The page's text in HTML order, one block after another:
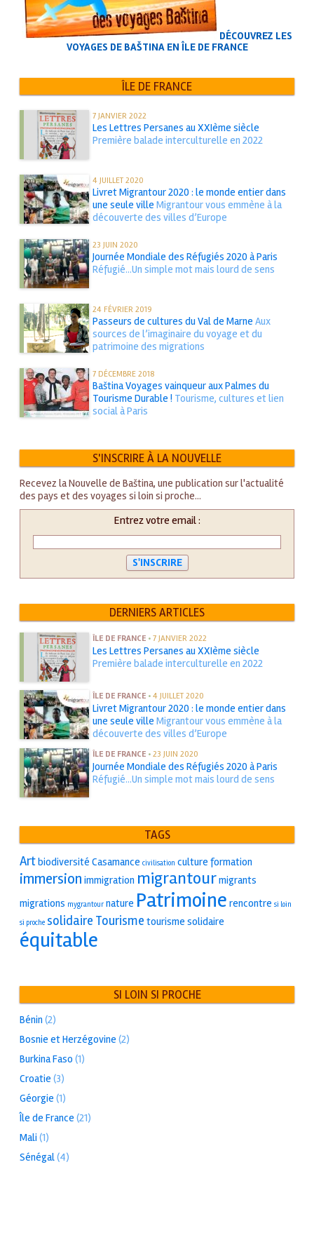
DÉCOUVREZ LES
VOYAGES DE BAŠTINA EN ÎLE DE FRANCE
ÎLE DE FRANCE
7 JANVIER 2022
Les Lettres Persanes au XXIème siècle
Première balade interculturelle en 2022
4 JUILLET 2020
Livret Migrantour 2020 : le monde entier dans
une seule ville Migrantour vous emmène à la
découverte des villes d’Europe
23 JUIN 2020
Journée Mondiale des Réfugiés 2020 à Paris
Réfugié...Un simple mot mais lourd de sens
24 FÉVRIER 2019
Passeurs de cultures du Val de Marne Aux
sources de l’imaginaire du voyage et du
patrimoine des migrations
7 DÉCEMBRE 2018
Baština Voyages vainqueur aux Palmes du
Tourisme Durable !Tourisme, cultures et lien
social à Paris
S'INSCRIRE À LA NOUVELLE
Recevez la Nouvelle de Baština, une publication sur l'actualité
des pays et des voyages si loin si proche...
Entrez votre email :
DERNIERS ARTICLES
ÎLE DE FRANCE • 7 JANVIER 2022
Les Lettres Persanes au XXIème siècle
Première balade interculturelle en 2022
ÎLE DE FRANCE • 4 JUILLET 2020
Livret Migrantour 2020 : le monde entier dans
une seule ville Migrantour vous emmène à la
découverte des villes d’Europe
ÎLE DE FRANCE • 23 JUIN 2020
Journée Mondiale des Réfugiés 2020 à Paris
Réfugié...Un simple mot mais lourd de sens
TAGS
Artbiodiversité Casamance civilisation culture formation
immersion immigration migrantourmigrants
migrations mygrantour nature Patrimoine rencontre si loin
si proche solidaire Tourisme tourisme solidaire
équitable
SI LOIN SI PROCHE
Bénin(2)
Bosnie et Herzégovine (2)
Burkina Faso (1)
Croatie (3)
Géorgie (1)
Île de France (21)
Mali(1)
Sénégal(4)